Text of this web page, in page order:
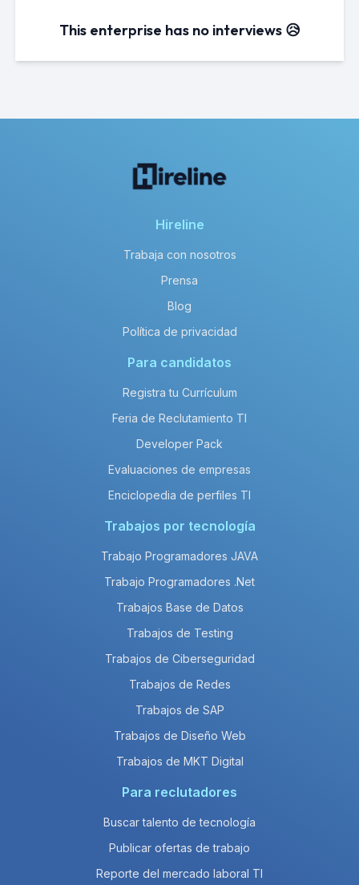
This enterprise has no interviews 😥
Hireline
Trabaja con nosotros
Prensa
Blog
Política de privacidad
Para candidatos
Registra tu Currículum
Feria de Reclutamiento TI
Developer Pack
Evaluaciones de empresas
Enciclopedia de perfiles TI
Trabajos por tecnología
Trabajo Programadores JAVA
Trabajo Programadores .Net
Trabajos Base de Datos
Trabajos de Testing
Trabajos de Ciberseguridad
Trabajos de Redes
Trabajos de SAP
Trabajos de Diseño Web
Trabajos de MKT Digital
Para reclutadores
Buscar talento de tecnología
Publicar ofertas de trabajo
Reporte del mercado laboral TI